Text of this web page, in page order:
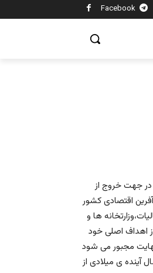
Facebook
در جهت خروج از
اقتصادى كشور
ها و
اهداف اصلى خود
نهايت مجبور مى شود
آينده ى ميلادى از